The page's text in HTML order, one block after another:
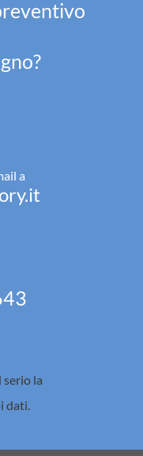
a
la
dati.